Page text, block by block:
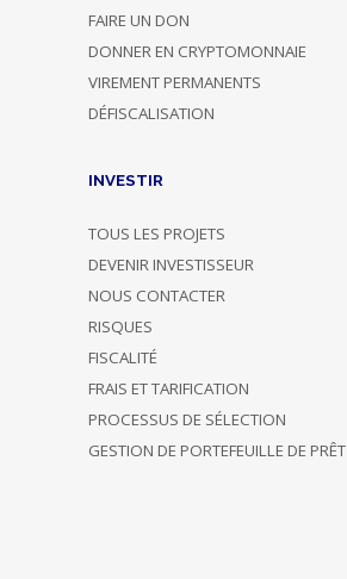
FAIRE UN DON
DONNER EN CRYPTOMONNAIE
VIREMENT PERMANENTS
DÉFISCALISATION
INVESTIR
TOUS LES PROJETS
DEVENIR INVESTISSEUR
NOUS CONTACTER
RISQUES
FISCALITÉ
FRAIS ET TARIFICATION
PROCESSUS DE SÉLECTION
GESTION DE PORTEFEUILLE DE PRÊT